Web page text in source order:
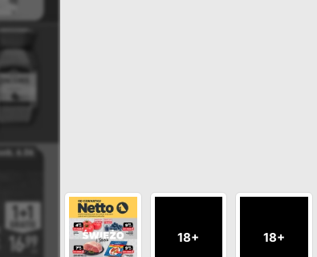
18+ 18+